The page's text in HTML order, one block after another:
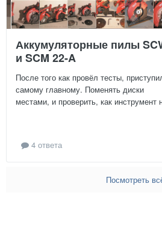
Аккумуляторные пилы
и SCM 22-A
После того как провёл тесты,
самому главному. Поменять диски
местами, и проверить, как инструмент
4 ответа
Посмотреть